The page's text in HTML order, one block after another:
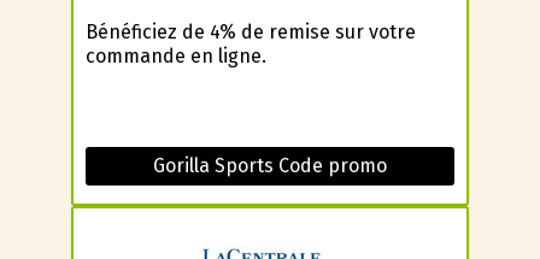
Bénéficiez de 4% de remise sur votre
commande en ligne.
Gorilla Sports Code promo